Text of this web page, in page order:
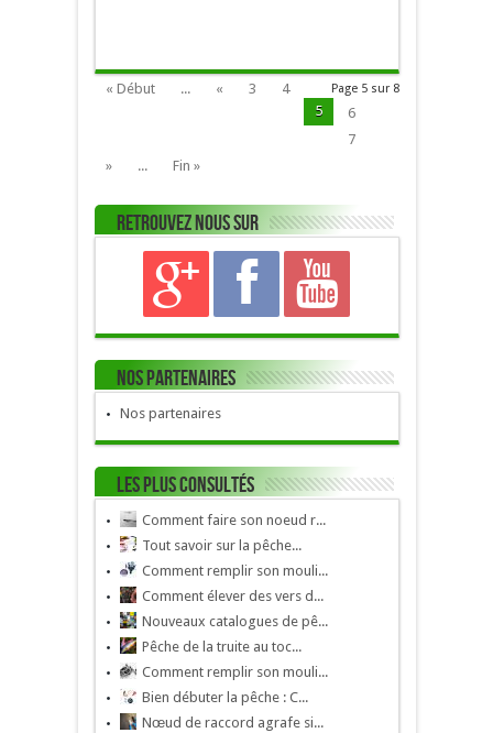
Page 5 sur 8
« Début ... « 3
4
5
6
7
»
... Fin »
Retrouvez nous sur
Nos Partenaires
Nos partenaires
Les plus consultés
Comment faire son noeud r...
Tout savoir sur la pêche...
Comment remplir son mouli...
Comment élever des vers d...
Nouveaux catalogues de pê...
Pêche de la truite au toc...
Comment remplir son mouli...
Bien débuter la pêche : C...
Nœud de raccord agrafe si...